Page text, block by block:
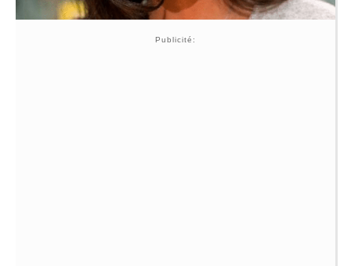
Publicité: